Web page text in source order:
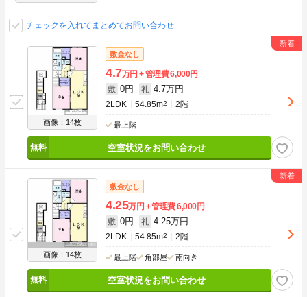
チェックを入れてまとめてお問い合わせ
画像：14枚
敷金なし
4.7万円 管理費6,000円
敷 0円 礼 4.7万円
2LDK 54.85m2 2階
最上階
空室状況をお問い合わせ
画像：14枚
敷金なし
4.25万円 管理費6,000円
敷 0円 礼 4.25万円
2LDK 54.85m2 2階
最上階 角部屋 南向き
空室状況をお問い合わせ